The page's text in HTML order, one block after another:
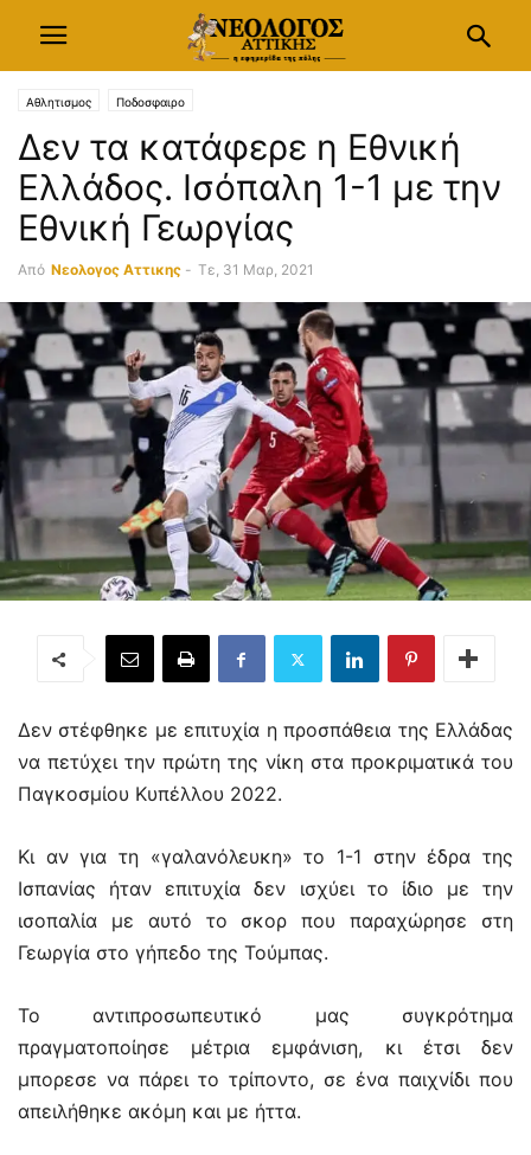
Αθλητισμος Ποδοσφαιρο
Δεν τα κατάφερε η Εθνική
Ελλάδος. Ισόπαλη 1-1 με την
Εθνική Γεωργίας
Από Νεολογος Αττικης - Τε, 31 Μαρ, 2021
Δεν στέφθηκε με επιτυχία η προσπάθεια της Ελλάδας
να πετύχει την πρώτη της νίκη στα προκριματικά του
Παγκοσμίου Κυπέλλου 2022.
Κι αν για τη «γαλανόλευκη» το 1-1 στην έδρα της
Ισπανίας ήταν επιτυχία δεν ισχύει το ίδιο με την
ισοπαλία με αυτό το σκορ που παραχώρησε στη
Γεωργία στο γήπεδο της Τούμπας.
Το αντιπροσωπευτικό μας συγκρότημα
πραγματοποίησε μέτρια εμφάνιση, κι έτσι δεν
μπορεσε να πάρει το τρίποντο, σε ένα παιχνίδι που
απειλήθηκε ακόμη και με ήττα.